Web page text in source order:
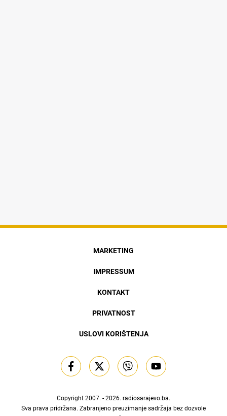
MARKETING
IMPRESSUM
KONTAKT
PRIVATNOST
USLOVI KORIŠTENJA
Copyright 2007. - 2026. radiosarajevo.ba.
Sva prava pridržana. Zabranjeno preuzimanje sadržaja bez dozvole